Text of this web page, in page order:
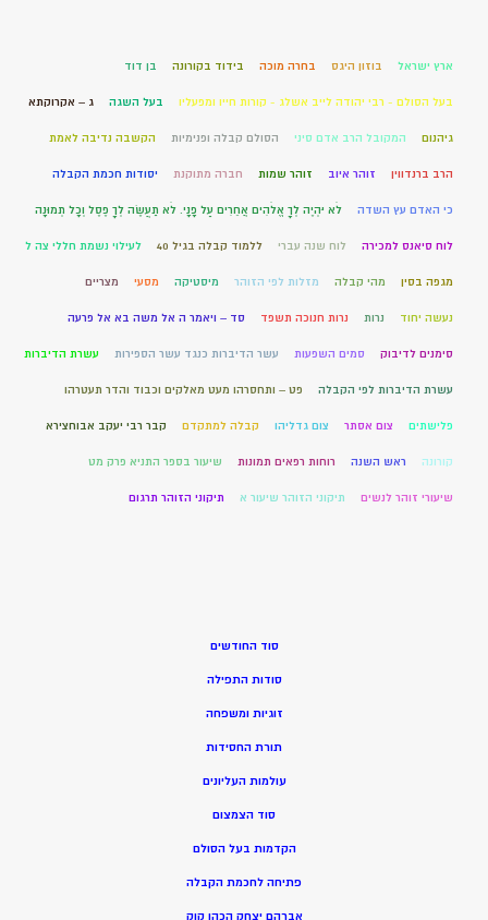
ארץ ישראל בוזון היגס בחרה מוכה בידוד בקורונה בן דוד
בעל הסולם - רבי יהודה לייב אשלג - קורות חייו ומפעליו בעל השגה ג – אקרוקתא
גיהנום המקובל הרב אדם סיני הסולם קבלה ופנימיות הקשבה נדיבה לאמת
הרב ברנדווין זוהר איוב זוהר שמות חברה מתוקנת יסודות חכמת הקבלה
כי האדם עץ השדה לֹא יִהְיֶה לְךָ אֱלֹהִים אֲחֵרִים עַל פָּנָי. לֹא תַעֲשֶׂה לְךָ פֶסֶל וְכָל תְּמוּנָה
לוח סיאנס למכירה לוח שנה עברי ללמוד קבלה בגיל 40 לעילוי נשמת חללי צה ל
מגפה בסין מהי קבלה מזלות לפי הזוהר מיסטיקה מסעי מצריים
נעשה יחוד נרות נרות חנוכה תשפד סד – ויאמר ה אל משה בא אל פרעה
סימנים לדיבוק סמים השפעות עשר הדיברות כנגד עשר הספירות עשרת הדיברות
עשרת הדיברות לפי הקבלה פט – ותחסרהו מעט מאלקים וכבוד והדר תעטרהו
פלישתים צום אסתר צום גדליהו קבלה למתקדם קבר רבי יעקב אבוחצירא
קורונה ראש השנה רוחות רפאים תמונות שיעור בספר התניא פרק מט
שיעורי זוהר לנשים תיקוני הזוהר שיעור א תיקוני הזוהר תרגום
סוד החודשים
סודות התפילה
זוגיות ומשפחה
תורת החסידות
עולמות העליונים
סוד הצמצום
הקדמות בעל הסולם
פתיחה לחכמת הקבלה
אברהם יצחק הכהן קוק